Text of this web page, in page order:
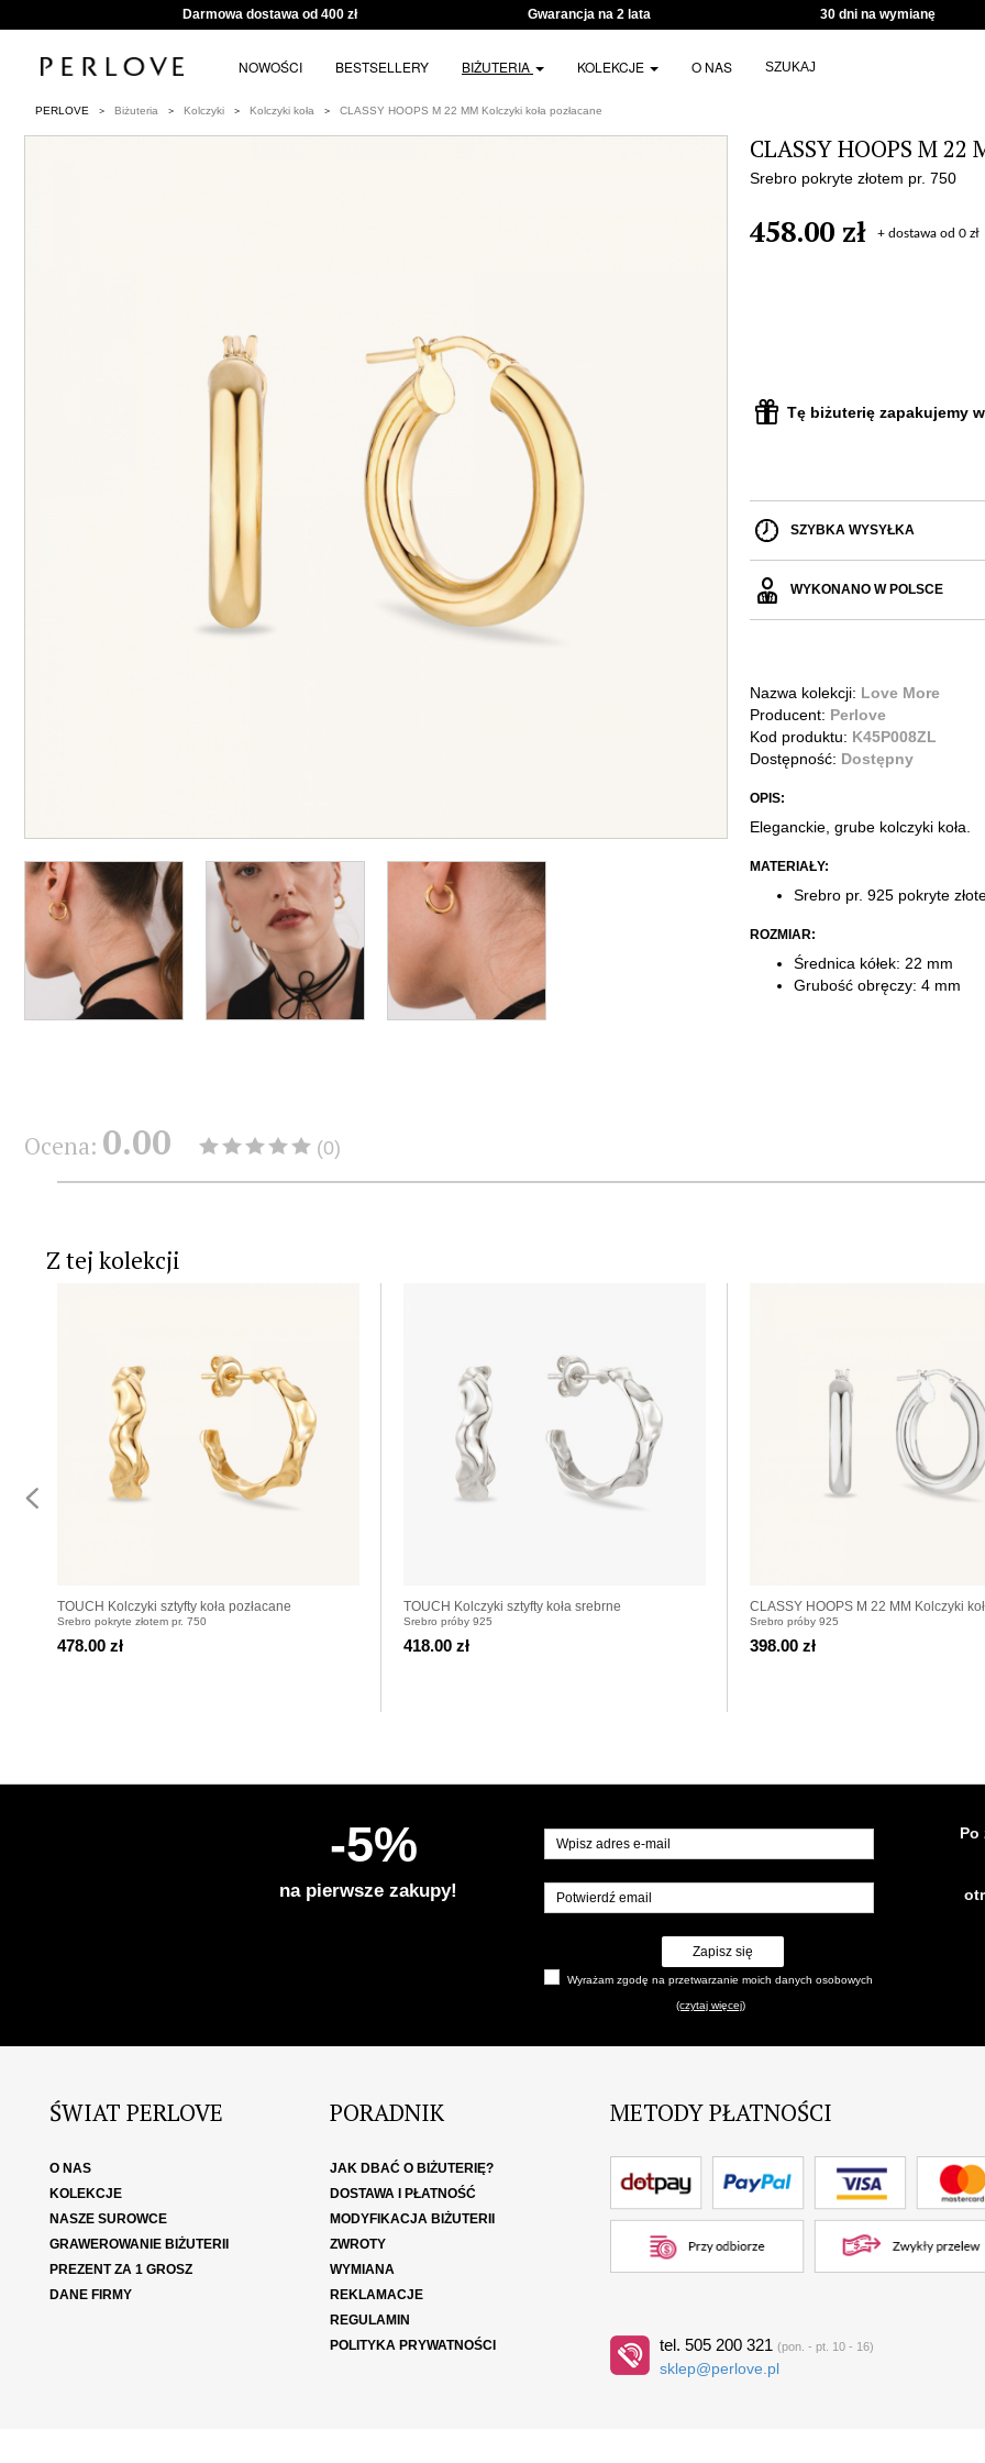
Darmowa dostawa od 400 zł Gwarancja na 2 lata 30 dni na wymianę
NOWOŚCI BESTSELLERY BIŻUTERIA KOLEKCJE O NAS SZUKAJ
PERLOVE Biżuteria Kolczyki Kolczyki koła CLASSY HOOPS M 22 MM Kolczyki koła pozłacane
CLASSY HOOPS M
Srebro pokryte złotem pr. 750
458.00 zł + dostawa od 0 zł
Tę biżuterię zapakujemy
SZYBKA WYSYŁKA
WYKONANO W POLSCE
Nazwa kolekcji: Love More
Producent: Perlove
Kod produktu: K45P008ZL
Dostępność: Dostępny
OPIS:
Eleganckie, grube kolczyki koła.
MATERIAŁY:
Srebro pr. 925 pokryte
ROZMIAR:
Średnica kółek: 22 mm
Grubość obręczy: 4 mm
Ocena: 0.00 (0)
Z tej kolekcji
TOUCH Kolczyki sztyfty koła pozłacane
Srebro pokryte złotem pr. 750
478.00 zł
TOUCH Kolczyki sztyfty koła srebrne
Srebro próby 925
418.00 zł
CLASSY HOOPS M 22 MM Kolczyki
Srebro próby 925
398.00 zł
-5%
na pierwsze zakupy!
Zapisz się
Wyrażam zgodę na przetwarzanie moich danych osobowych
(czytaj więcej)
Po
ŚWIAT PERLOVE
O NAS
KOLEKCJE
NASZE SUROWCE
GRAWEROWANIE BIŻUTERII
PREZENT ZA 1 GROSZ
DANE FIRMY
PORADNIK
JAK DBAĆ O BIŻUTERIĘ?
DOSTAWA I PŁATNOŚĆ
MODYFIKACJA BIŻUTERII
ZWROTY
WYMIANA
REKLAMACJE
REGULAMIN
POLITYKA PRYWATNOŚCI
METODY PŁATNOŚCI
tel. 505 200 321 (pon. - pt. 10 - 16)
sklep@perlove.pl